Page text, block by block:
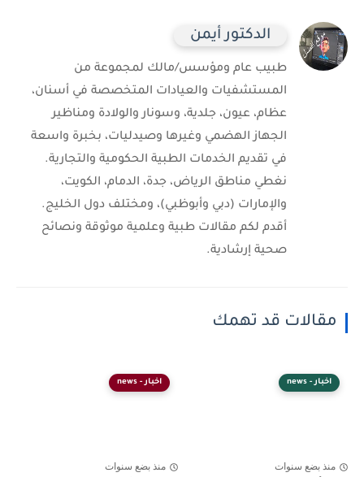
الدكتور أيمن
طبيب عام ومؤسس/مالك لمجموعة من
المستشفيات والعيادات المتخصصة في أسنان،
عظام، عيون، جلدية، وسونار والولادة ومناظير
الجهاز الهضمي وغيرها وصيدليات، بخبرة واسعة
في تقديم الخدمات الطبية الحكومية والتجارية.
نغطي مناطق الرياض، جدة، الدمام، الكويت،
والإمارات (دبي وأبوظبي)، ومختلف دول الخليج.
أقدم لكم مقالات طبية وعلمية موثوقة ونصائح
صحية إرشادية.
مقالات قد تهمك
اخبار - news
منذ بضع سنوات
اخبار - news
منذ بضع سنوات